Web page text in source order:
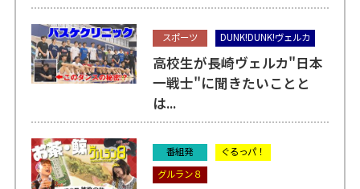
スポーツ DUNK!DUNK!ヴェルカ
高校生が長崎ヴェルカ"日本
一戦士"に聞きたいことと
は...
番組発
ぐるっパ！
グルラン８